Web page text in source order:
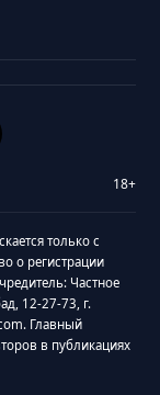
18+
только с
о регистрации
Частное
12-27-73, г.
Главный
в публикациях